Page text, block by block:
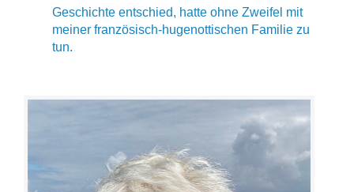
Geschichte entschied, hatte ohne Zweifel mit
meiner französisch-hugenottischen Familie zu
tun.